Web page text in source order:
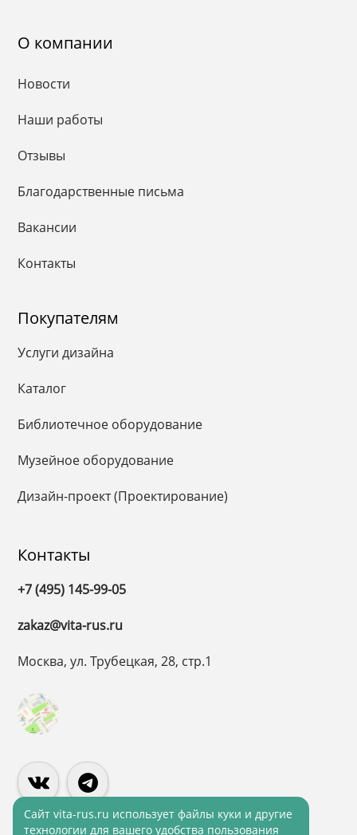
О компании
Новости
Наши работы
Отзывы
Благодарственные письма
Вакансии
Контакты
Покупателям
Услуги дизайна
Каталог
Библиотечное оборудование
Музейное оборудование
Дизайн-проект (Проектирование)
Контакты
+7 (495) 145-99-05
zakaz@vita-rus.ru
Москва, ул. Трубецкая, 28, стр.1
Cайт vita-rus.ru использует файлы куки и другие
технологии для вашего удобства пользования